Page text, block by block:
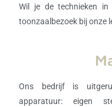
Wil je de technieken
toonzaalbezoek bij onze
Ons bedrijf is
apparatuur: eigen